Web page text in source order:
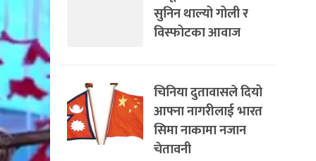
सुनिन थाल्यो गोली र
विस्फोटका आवाज
चिनिया दुतावासले दियो
आफ्ना नागरीलाई भारत
सिमा नाकामा नजान
चेतावनी